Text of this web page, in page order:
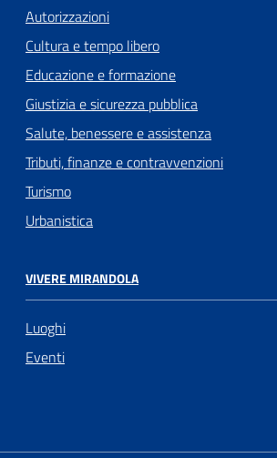
Autorizzazioni
Cultura e tempo libero
Educazione e formazione
Giustizia e sicurezza pubblica
Salute, benessere e assistenza
Tributi, finanze e contravvenzioni
Turismo
Urbanistica
VIVERE MIRANDOLA
Luoghi
Eventi